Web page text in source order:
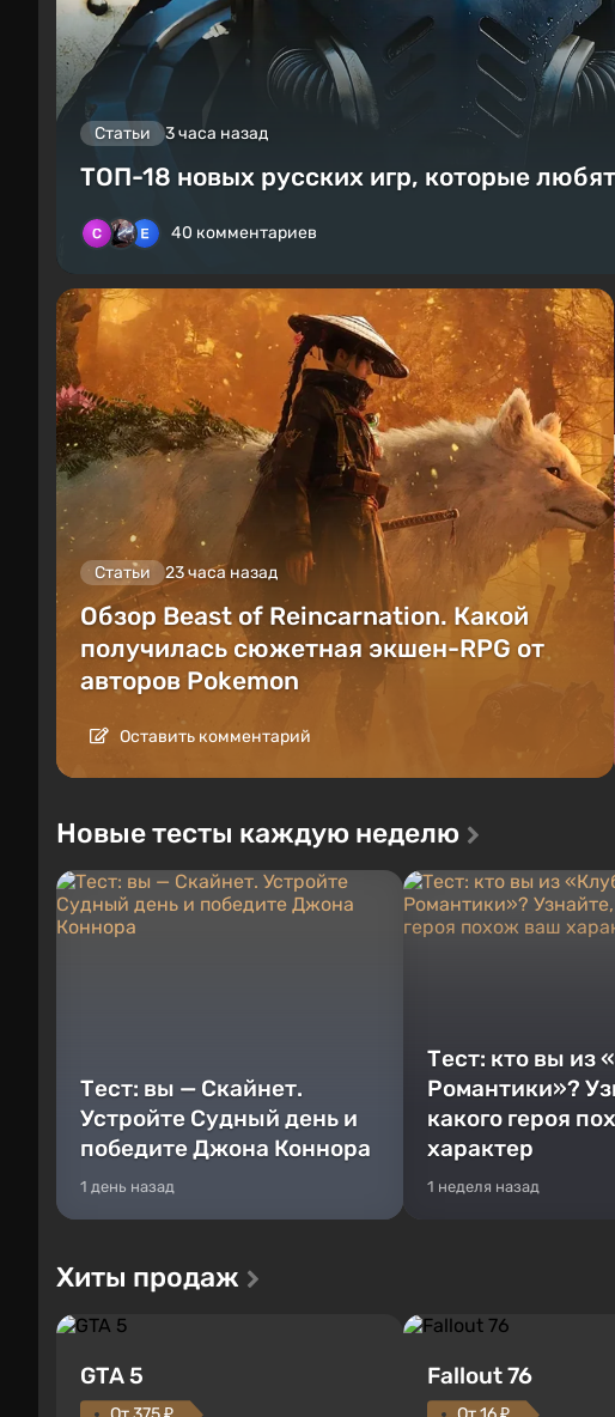
Статьи 3 часа назад
ТОП-18 новых русских игр, которые
40 комментариев
Статьи 23 часа назад
Обзор Beast of Reincarnation. Какой
получилась сюжетная экшен-RPG от
авторов Pokemon
Оставить комментарий
Новые тесты каждую неделю
Тест: вы — Скайнет.
Устройте Судный день и
победите Джона Коннора
1 день назад
Тест: кто вы из
Романтики»?
какого героя
характер
1 неделя назад
Хиты продаж
GTA 5 Fallout 76